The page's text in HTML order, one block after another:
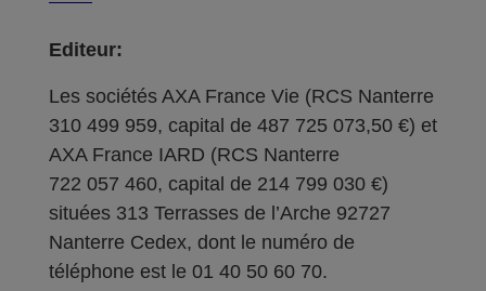
Editeur:
Les sociétés AXA France Vie (RCS Nanterre
310 499 959, capital de 487 725 073,50 €) et
AXA France IARD (RCS Nanterre
722 057 460, capital de 214 799 030 €)
situées 313 Terrasses de l’Arche 92727
Nanterre Cedex, dont le numéro de
téléphone est le 01 40 50 60 70.